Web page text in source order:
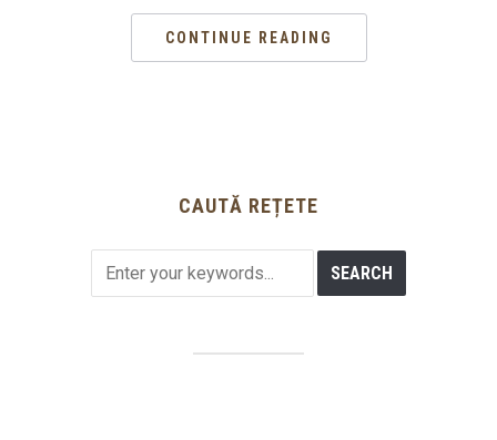
CONTINUE READING
CAUTĂ REȚETE